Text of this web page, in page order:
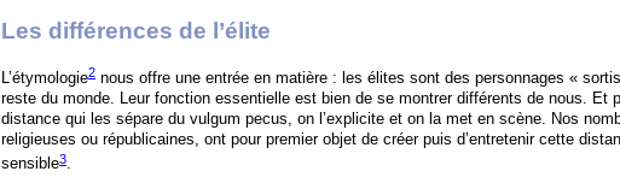
Les différences de l’élite
L’étymologie2 nous offre une entrée en matière : les élites sont des personnages «
reste du monde. Leur fonction essentielle est bien de se montrer différents de nous. Et
distance qui les sépare du vulgum pecus, on l’explicite et on la met en scène. Nos
religieuses ou républicaines, ont pour premier objet de créer puis d’entretenir cette
sensible3.